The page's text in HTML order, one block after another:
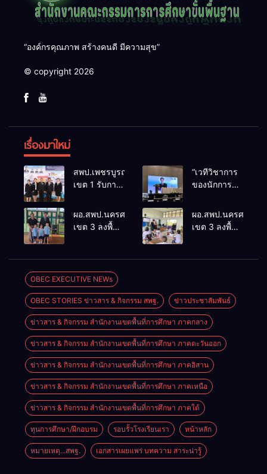
“องค์กรคุณภาพ สร้างคนดี มีความสุข”
© copyright 2026
เรื่องมาใหม่
สพป.เพชรบูรณ์
เขต 1 รับการ
ประเมินผล
เชิงประจักษ์
ต้นแบบ”
ระดับประเทศ
รุ่นที่ 3 ประจำ
ปีงบประมาณ
พ.ศ. 2569
“เวทีวิชาการ
ของนักการ
ThaiCER
International
Research
(ThaiCER)
2026
ผอ.สพป.นครศรีธรรมราช
เขต 3 ลงพื้นที่
ปากพนัง
ผอ.สพป.นครศรีธรร
เขต 3 ลงพื้นที่
OBEC EXECUTIVE NEWs
OBEC STORIES ข่าวสาร & กิจกรรม สพฐ. ข่าวประชาสัมพันธ์
ข่าวสาร & กิจกรรม สำนักงานเขตพื้นที่การศึกษา ภาคกลาง
ข่าวสาร & กิจกรรม สำนักงานเขตพื้นที่การศึกษา ภาคตะวันออก
ข่าวสาร & กิจกรรม สำนักงานเขตพื้นที่การศึกษา ภาคอิสาน
ข่าวสาร & กิจกรรม สำนักงานเขตพื้นที่การศึกษา ภาคเหนือ
ข่าวสาร & กิจกรรม สำนักงานเขตพื้นที่การศึกษา ภาคใต้
ทุนการศึกษา/ฝึกอบรม รอบรั้วโรงเรียนเรา หน้าหลัก
หมายเหตุ...สพฐ. เอกสารเผยแพร่ บทความ สาระน่ารู้